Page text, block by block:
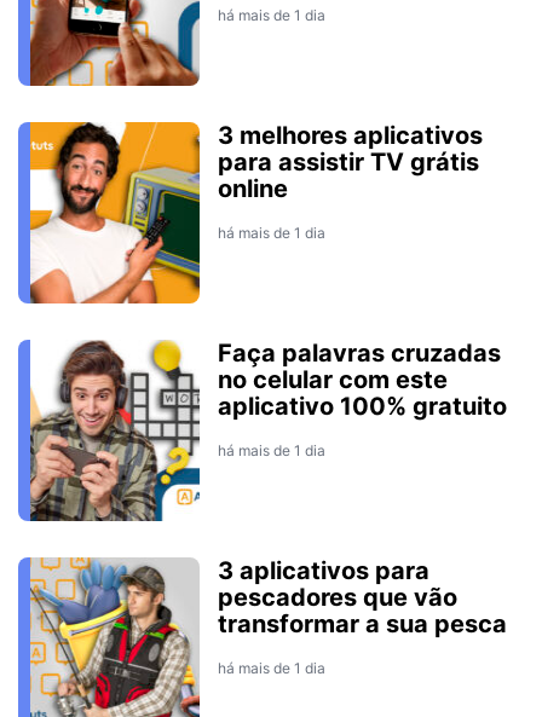
há mais de 1 dia
3 melhores aplicativos
para assistir TV grátis
online
há mais de 1 dia
Faça palavras cruzadas
no celular com este
aplicativo 100% gratuito
há mais de 1 dia
3 aplicativos para
pescadores que vão
transformar a sua pesca
há mais de 1 dia